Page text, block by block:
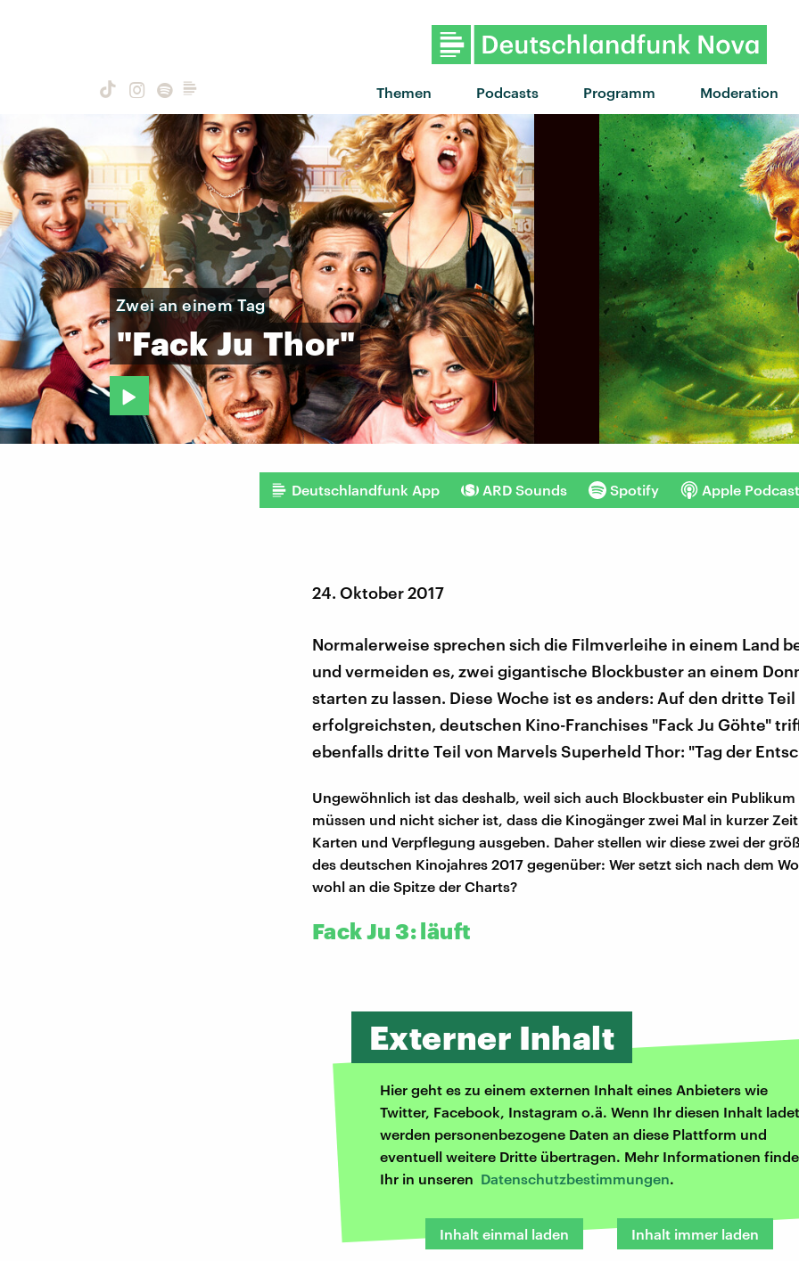
Themen Podcasts Programm Moderation
Zwei an einem Tag
"Fack Ju Thor"
Deutschlandfunk App ARD Sounds Spotify Apple
24. Oktober 2017
Normalerweise sprechen sich die Filmverleihe in einem Land
und vermeiden es, zwei gigantische Blockbuster an einem
starten zu lassen. Diese Woche ist es anders: Auf den dritte Teil
erfolgreichsten, deutschen Kino-Franchises "Fack Ju Göhte"
ebenfalls dritte Teil von Marvels Superheld Thor: "Tag der
Ungewöhnlich ist das deshalb, weil sich auch Blockbuster ein
müssen und nicht sicher ist, dass die Kinogänger zwei Mal in kurzer
Karten und Verpflegung ausgeben. Daher stellen wir diese zwei der
des deutschen Kinojahres 2017 gegenüber: Wer setzt sich nach dem
wohl an die Spitze der Charts?
Fack Ju 3: läuft
Externer Inhalt
Hier geht es zu einem externen Inhalt eines Anbieters wie
Twitter, Facebook, Instagram o.ä. Wenn Ihr diesen Inhalt
werden personenbezogene Daten an diese Plattform und
eventuell weitere Dritte übertragen. Mehr Informationen
Ihr in unseren Datenschutzbestimmungen.
Inhalt einmal laden Inhalt immer laden